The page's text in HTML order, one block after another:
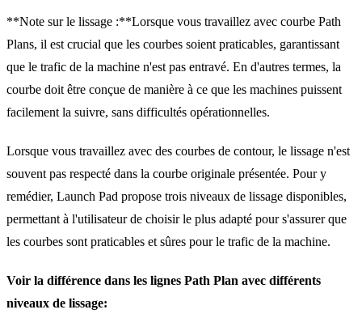
**Note sur le lissage :**Lorsque vous travaillez avec courbe Path
Plans, il est crucial que les courbes soient praticables, garantissant
que le trafic de la machine n'est pas entravé. En d'autres termes, la
courbe doit être conçue de manière à ce que les machines puissent
facilement la suivre, sans difficultés opérationnelles.
Lorsque vous travaillez avec des courbes de contour, le lissage n'est
souvent pas respecté dans la courbe originale présentée. Pour y
remédier, Launch Pad propose trois niveaux de lissage disponibles,
permettant à l'utilisateur de choisir le plus adapté pour s'assurer que
les courbes sont praticables et sûres pour le trafic de la machine.
Voir la différence dans les lignes Path Plan avec différents
niveaux de lissage: